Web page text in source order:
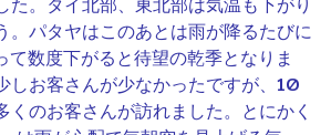
。パタヤはこのあとは雨が降るたびに
数度下がると待望の乾季となりま
しお客さんが少なかったですが、10
くのお客さんが訪れました。とにかく